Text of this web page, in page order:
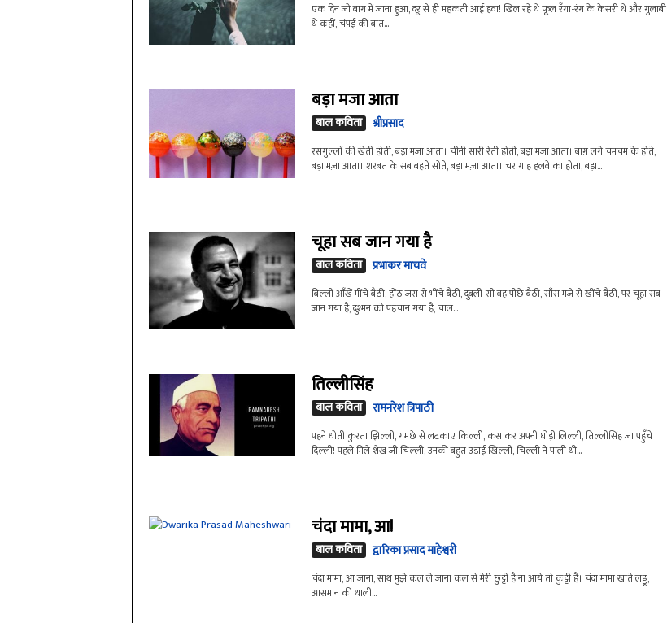
एक दिन जो बाग में जाना हुआ, दूर से ही महकती आई हवा! खिल रहे थे फूल रँगा-रंग के केसरी थे और गुलाबी
थे कहीं, चंपई की बात...
बड़ा मजा आता
बाल कविता श्रीप्रसाद
रसगुल्लों की खेती होती, बड़ा मज़ा आता। चीनी सारी रेती होती, बड़ा मज़ा आता। बाग़ लगे चमचम के होते,
बड़ा मज़ा आता। शरबत के सब बहते सोते, बड़ा मज़ा आता। चरागाह हलवे का होता, बड़ा...
चूहा सब जान गया है
बाल कविता प्रभाकर माचवे
बिल्ली आँखें मींचे बैठी, होंठ जरा से भींचे बैठी, दुबली-सी वह पीछे बैठी, साँस मजे़ से खींचे बैठी, पर चूहा सब
जान गया है, दुश्मन को पहचान गया है, चाल...
तिल्लीसिंह
बाल कविता रामनरेश त्रिपाठी
पहने धोती कुरता झिल्ली, गमछे से लटकाए किल्ली, कस कर अपनी घोड़ी लिल्ली, तिल्लीसिंह जा पहुँचे
दिल्ली! पहले मिले शेख जी चिल्ली, उनकी बहुत उड़ाई खिल्ली, चिल्ली ने पाली थी...
चंदा मामा, आ!
बाल कविता द्वारिका प्रसाद माहेश्वरी
चंदा मामा, आ जाना, साथ मुझे कल ले जाना कल से मेरी छुट्टी है ना आये तो कुट्टी है। चंदा मामा खाते लड्डू,
आसमान की थाली...